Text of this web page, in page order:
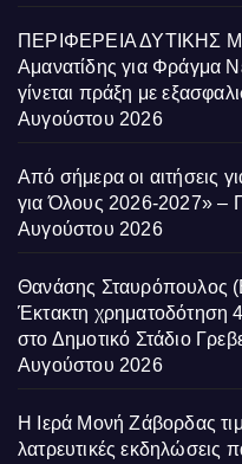
ΠΕΡΙΦΕΡΕΙΑ ΔΥΤΙΚΗΣ
Αμανατίδης για Φράγμα
γίνεται πράξη με
Αυγούστου 2026
Από σήμερα οι αιτήσεις
για Όλους 2026-2027» –
Αυγούστου 2026
Θανάσης Σταυρόπουλος
Έκτακτη χρηματοδότηση
στο Δημοτικό Στάδιο
Αυγούστου 2026
Η Ιερά Μονή Ζάβορδας
λατρευτικές